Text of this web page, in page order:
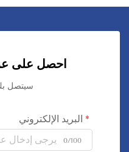
احصل على
سيتصل بك
البريد الإلكتروني
0/100